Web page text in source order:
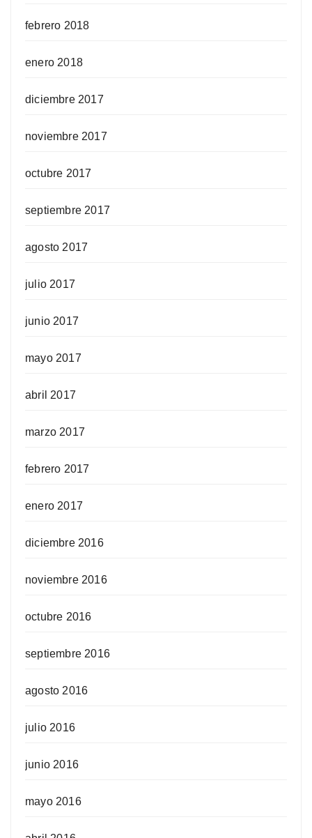
febrero 2018
enero 2018
diciembre 2017
noviembre 2017
octubre 2017
septiembre 2017
agosto 2017
julio 2017
junio 2017
mayo 2017
abril 2017
marzo 2017
febrero 2017
enero 2017
diciembre 2016
noviembre 2016
octubre 2016
septiembre 2016
agosto 2016
julio 2016
junio 2016
mayo 2016